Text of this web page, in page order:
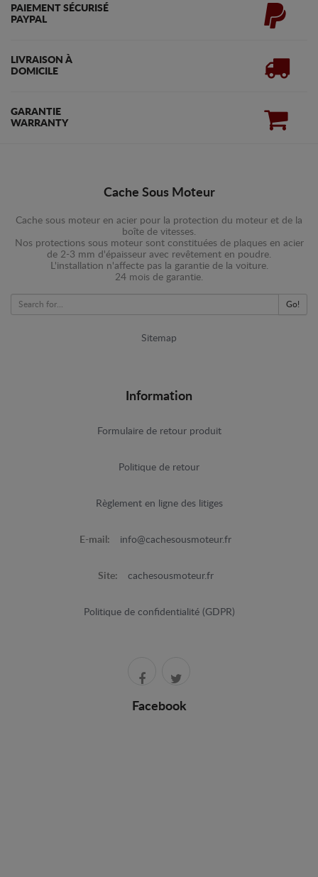
PAIEMENT SÉCURISÉ
PAYPAL
LIVRAISON À
DOMICILE
GARANTIE
WARRANTY
Cache Sous Moteur
Cache sous moteur en acier pour la protection du moteur et de la
boîte de vitesses.
Nos protections sous moteur sont constituées de plaques en acier
de 2-3 mm d'épaisseur avec revêtement en poudre.
L'installation n'affecte pas la garantie de la voiture.
24 mois de garantie.
Go!
Sitemap
Information
Formulaire de retour produit
Politique de retour
Règlement en ligne des litiges
E-mail: info@cachesousmoteur.fr
Site: cachesousmoteur.fr
Politique de confidentialité (GDPR)
Facebook